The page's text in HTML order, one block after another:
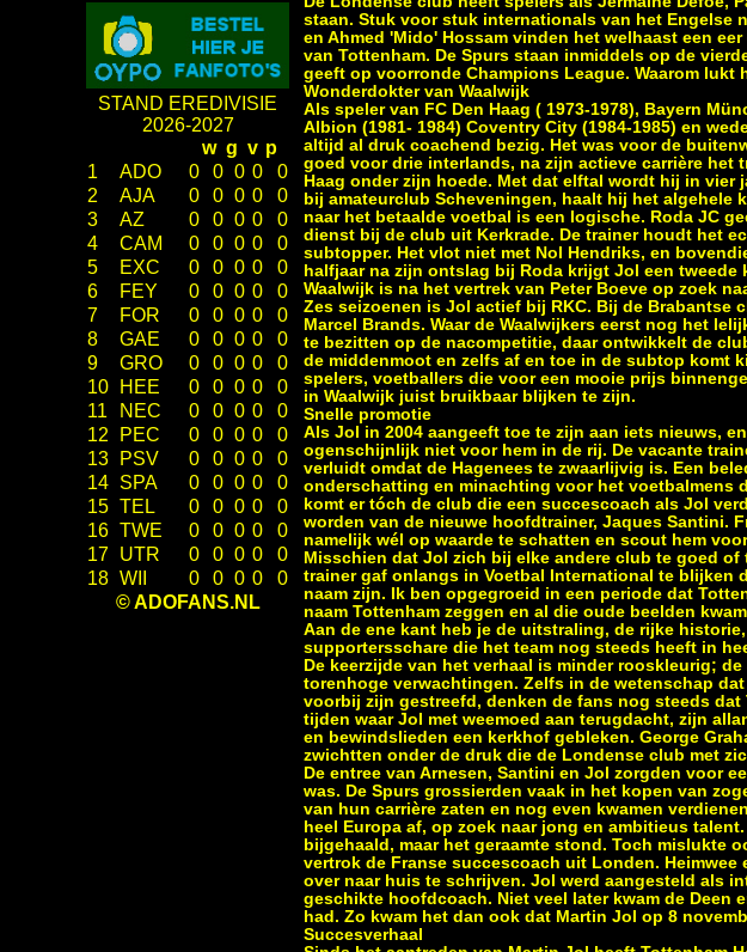
STAND EREDIVISIE
2026-2027
w g v p
1
ADO 0 0 0 0
0
2
AJA 0 0 0 0
0
3
AZ 0 0 0 0
0
4
CAM 0 0 0 0
0
5
EXC 0 0 0 0
0
6
FEY 0 0 0 0
0
7
FOR 0 0 0 0
0
8
GAE 0 0 0 0
0
9
GRO 0 0 0 0
0
10
HEE 0 0 0 0
0
11
NEC 0 0 0 0
0
12
PEC 0 0 0 0
0
13
PSV 0 0 0 0
0
14 SPA 0 0 0 0
0
15 TEL 0 0 0 0
0
16 TWE 0 0 0 0
0
17 UTR 0 0 0 0
0
18 WII 0 0 0 0
0
© ADOFANS.NL
staan. Stuk voor stuk internationals van het Engelse
en Ahmed 'Mido' Hossam vinden het welhaast een
van Tottenham. De Spurs staan inmiddels op de
geeft op voorronde Champions League. Waarom
Wonderdokter van Waalwijk
Als speler van FC Den Haag ( 1973-1978), Bayern
Albion (1981- 1984) Coventry City (1984-1985) en
altijd al druk coachend bezig. Het was voor de
goed voor drie interlands, na zijn actieve carrière het
Haag onder zijn hoede. Met dat elftal wordt hij in vier
bij amateurclub Scheveningen, haalt hij het algehele
naar het betaalde voetbal is een logische. Roda JC
dienst bij de club uit Kerkrade. De trainer houdt het
subtopper. Het vlot niet met Nol Hendriks, en
halfjaar na zijn ontslag bij Roda krijgt Jol een
Waalwijk is na het vertrek van Peter Boeve op zoek
Zes seizoenen is Jol actief bij RKC. Bij de Brabantse
Marcel Brands. Waar de Waalwijkers eerst nog het
te bezitten op de nacompetitie, daar ontwikkelt de
de middenmoot en zelfs af en toe in de subtop komt
spelers, voetballers die voor een mooie prijs
in Waalwijk juist bruikbaar blijken te zijn.
Snelle promotie
Als Jol in 2004 aangeeft toe te zijn aan iets nieuws,
ogenschijnlijk niet voor hem in de rij. De vacante
verluidt omdat de Hagenees te zwaarlijvig is. Een
onderschatting en minachting voor het voetbalmens
komt er tóch de club die een succescoach als Jol
worden van de nieuwe hoofdtrainer, Jaques Santini.
namelijk wél op waarde te schatten en scout hem
Misschien dat Jol zich bij elke andere club te goed
trainer gaf onlangs in Voetbal International te blijken
naam zijn. Ik ben opgegroeid in een periode dat
naam Tottenham zeggen en al die oude beelden
Aan de ene kant heb je de uitstraling, de rijke
supportersschare die het team nog steeds heeft in
De keerzijde van het verhaal is minder rooskleurig;
torenhoge verwachtingen. Zelfs in de wetenschap
voorbij zijn gestreefd, denken de fans nog steeds dat
tijden waar Jol met weemoed aan terugdacht, zijn
en bewindslieden een kerkhof gebleken. George
zwichtten onder de druk die de Londense club met
De entree van Arnesen, Santini en Jol zorgden voor
was. De Spurs grossierden vaak in het kopen van
van hun carrière zaten en nog even kwamen
heel Europa af, op zoek naar jong en ambitieus
bijgehaald, maar het geraamte stond. Toch mislukte
vertrok de Franse succescoach uit Londen.
over naar huis te schrijven. Jol werd aangesteld als
geschikte hoofdcoach. Niet veel later kwam de Deen
had. Zo kwam het dan ook dat Martin Jol op 8
Succesverhaal